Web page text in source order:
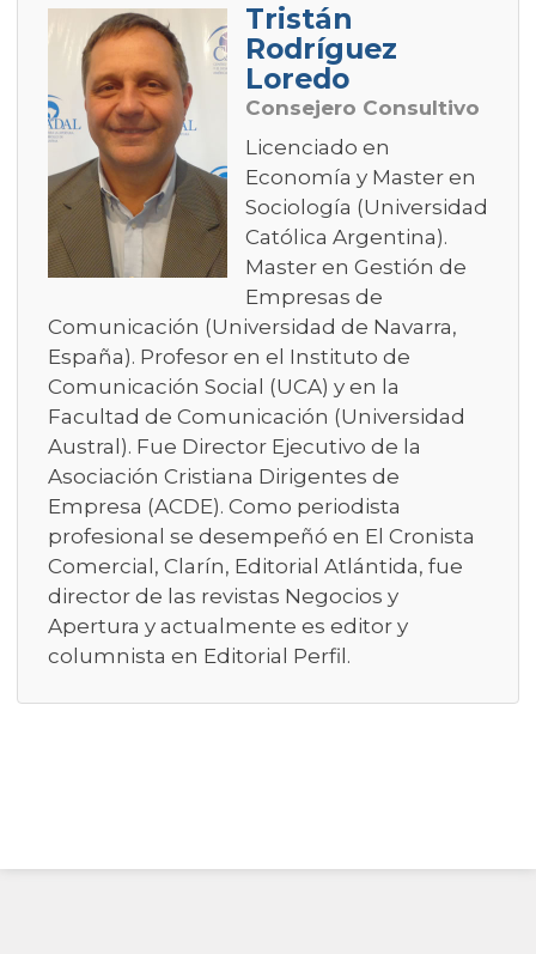
Tristán
Rodríguez
Loredo
Consejero Consultivo
Licenciado en
Economía y Master en
Sociología (Universidad
Católica Argentina).
Master en Gestión de
Empresas de
Comunicación (Universidad de Navarra,
España). Profesor en el Instituto de
Comunicación Social (UCA) y en la
Facultad de Comunicación (Universidad
Austral). Fue Director Ejecutivo de la
Asociación Cristiana Dirigentes de
Empresa (ACDE). Como periodista
profesional se desempeñó en El Cronista
Comercial, Clarín, Editorial Atlántida, fue
director de las revistas Negocios y
Apertura y actualmente es editor y
columnista en Editorial Perfil.